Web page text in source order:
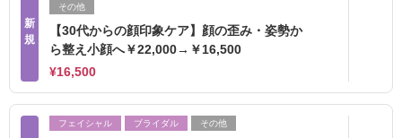
新
規
その他
【30代からの顔印象ケア】顔の歪み・姿勢か
ら整え小顔へ￥22,000→￥16,500
¥16,500
フェイシャル ブライダル その他